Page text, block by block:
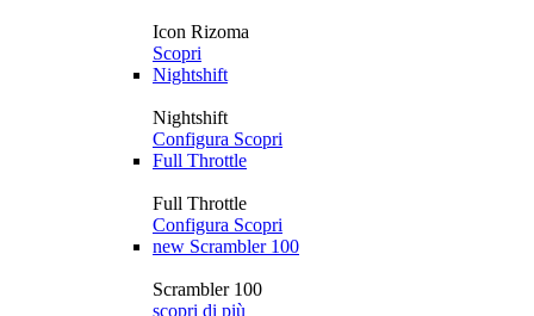
Icon Rizoma
Scopri
Nightshift
Nightshift
Configura Scopri
Full Throttle
Full Throttle
Configura Scopri
new Scrambler 100
Scrambler 100
scopri di più